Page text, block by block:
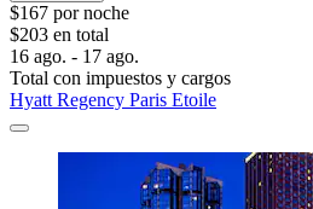
$167 por noche
$203 en total
16 ago. - 17 ago.
Total con impuestos y cargos
Hyatt Regency Paris Etoile